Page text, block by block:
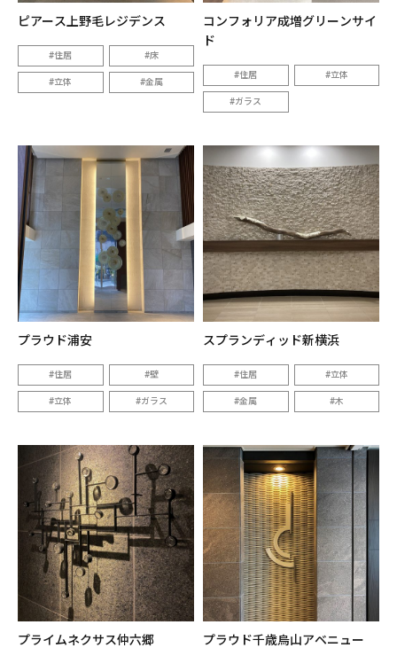
ピアース上野毛レジデンス
住居 床
立体 金属
コンフォリア成増グリーンサイ
ド
住居 立体
ガラス
プラウド浦安
住居 壁
立体 ガラス
スプランディッド新横浜
住居 立体
金属 木
プライムネクサス仲六郷 プラウド千歳烏山アベニュー